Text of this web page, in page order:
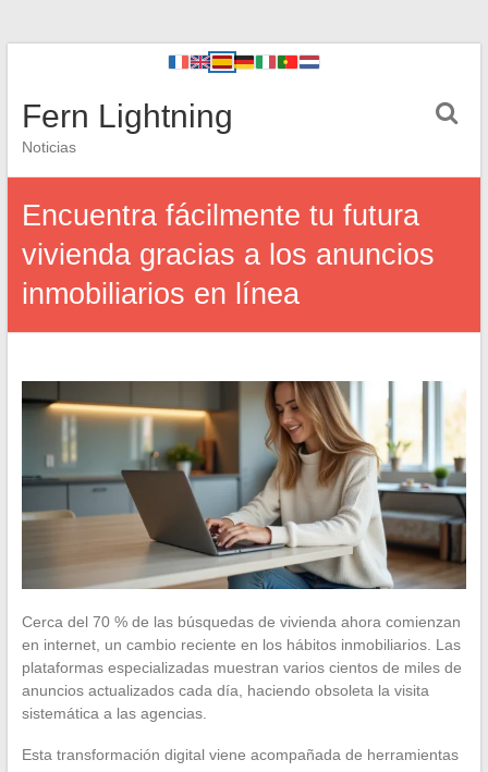
Fern Lightning
Noticias
Encuentra fácilmente tu futura
vivienda gracias a los anuncios
inmobiliarios en línea
Cerca del 70 % de las búsquedas de vivienda ahora comienzan
en internet, un cambio reciente en los hábitos inmobiliarios. Las
plataformas especializadas muestran varios cientos de miles de
anuncios actualizados cada día, haciendo obsoleta la visita
sistemática a las agencias.
Esta transformación digital viene acompañada de herramientas